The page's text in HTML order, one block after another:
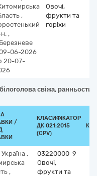
,
,
06-2026
20-07-
Овочі,
фрукти та
горіхи
свіжа,
/
КЛАСИФІКАТОР
ДК 021:2015
(CPV)
Україна ,
,
03220000-9
Овочі,
фрукти та